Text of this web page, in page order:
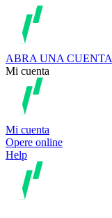
ABRA UNA CUENTA
Mi cuenta
Mi cuenta
Opere online
Help